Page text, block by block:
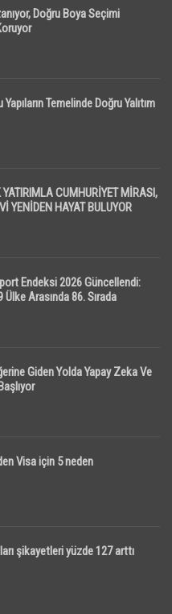
Doğru Boya Seçimi
Temelinde Doğru Yalıtım
CUMHURİYET MİRASI,
YENİDEN HAYAT BULUYOR
Endeksi 2026 Güncellendi:
Arasında 86. Sırada
Giden Yolda Yapay Zeka Ve
Visa için 5 neden
şikayetleri yüzde 127 arttı